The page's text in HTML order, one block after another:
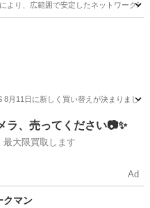
より、広範囲で安定したネットワーク
11日に新しく買い替えが決まりまし
電ラ、売ってください📷✨
大限買取します
Ad
クマン